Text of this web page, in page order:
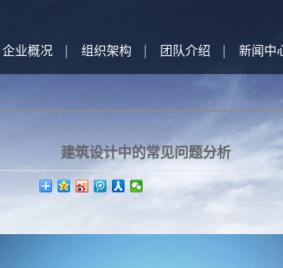
企业概况 组织架构 团队介绍 新闻中
建筑设计中的常见问题分析